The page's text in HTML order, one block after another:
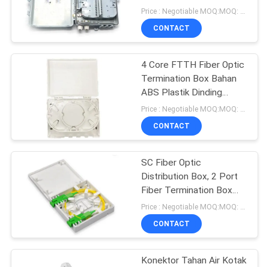
48 Core LC Duplex
Price : Negotiable MOQ:MOQ: 100 PCS
CONTACT
4 Core FTTH Fiber Optic
Termination Box Bahan
ABS Plastik Dinding
Mount
CONTACT
SC Fiber Optic
Distribution Box, 2 Port
Fiber Termination Box
Wall Mount
CONTACT
Konektor Tahan Air Kotak